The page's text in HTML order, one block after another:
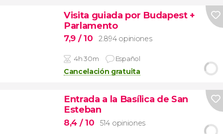
Visita guiada por Budapest +
Parlamento
7,9 / 10 2.894 opiniones
4h 30m Español
Cancelación gratuita
Entrada a la Basílica de San
Esteban
8,4 / 10 514 opiniones